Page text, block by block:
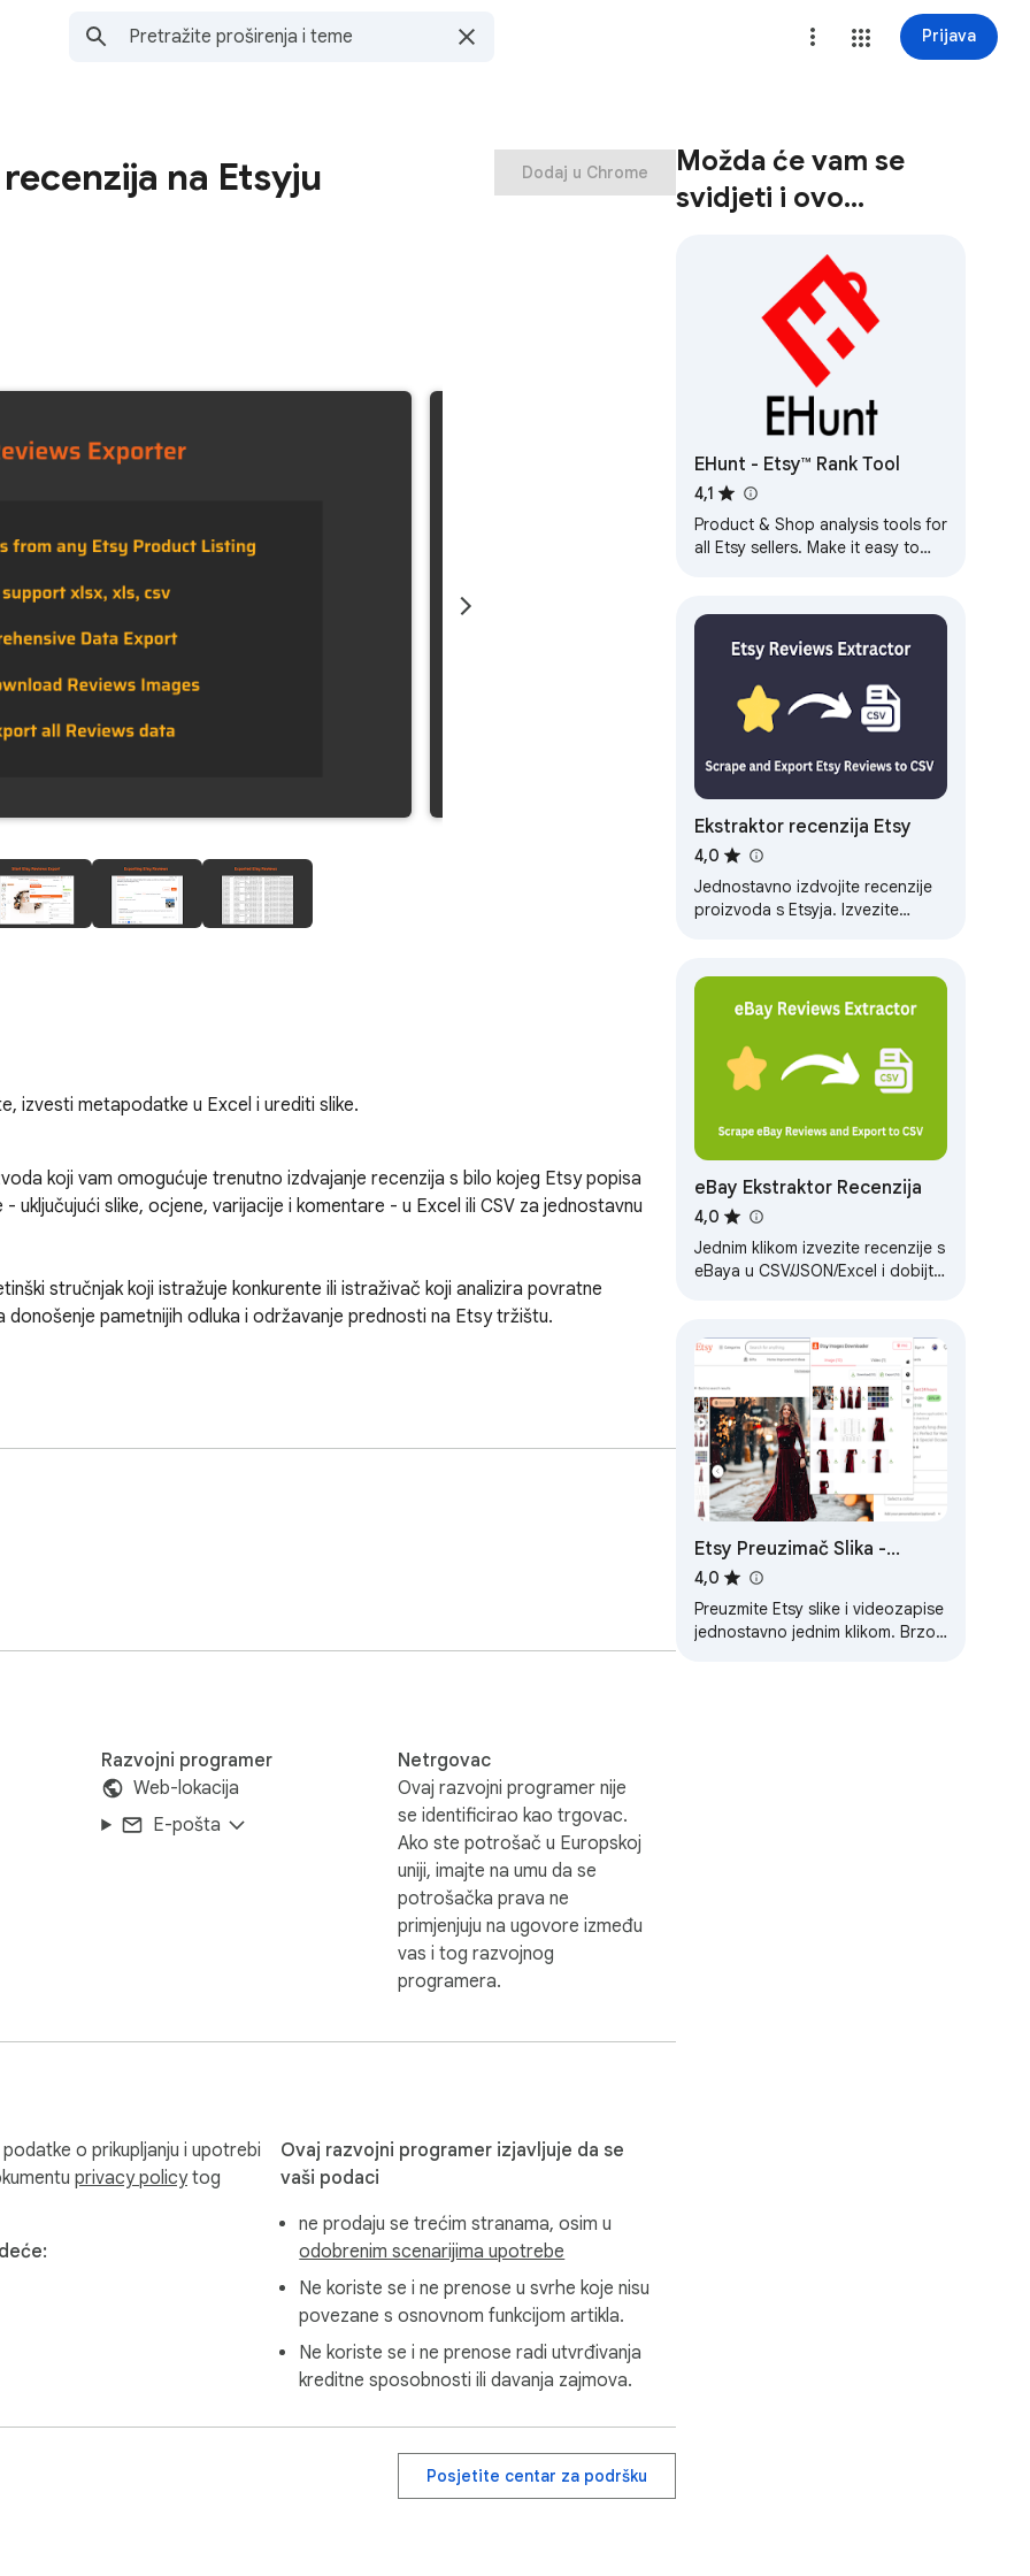
Prijava
na Etsyju Dodaj u Chrome
izvesti metapodatke u Excel i urediti slike.
koji vam omogućuje trenutno izdvajanje recenzija s bilo kojeg Etsy popisa
slike, ocjene, varijacije i komentare - u Excel ili CSV za jednostavnu
stručnjak koji istražuje konkurente ili istraživač koji analizira povratne
pametnijih odluka i održavanje prednosti na Etsy tržištu.
Zvjezdice, Kupljeni artikl, Varijacije, Datum recenzije, Broj korisnih i više.
raspoloženje kupaca.
uočite probleme s kvalitetom.
Razvojni programer
Web-lokacija
E-pošta
Netrgovac
Ovaj razvojni programer nije
se identificirao kao trgovac.
Ako ste potrošač u Europskoj
uniji, imajte na umu da se
potrošačka prava ne
primjenjuju na ugovore između
vas i tog razvojnog
programera.
o prikupljanju i upotrebi
privacy policytog
Ovaj razvojni programer izjavljuje da se
vaši podaci
ne prodaju se trećim stranama, osim u
odobrenim scenarijima upotrebe
Ne koriste se i ne prenose u svrhe koje nisu
povezane s osnovnom funkcijom artikla.
Ne koriste se i ne prenose radi utvrđivanja
kreditne sposobnosti ili davanja zajmova.
Posjetite centar za podršku
Možda će vam se
svidjeti i ovo…
EHunt - Etsy™ Rank Tool
4,1
Product & Shop analysis tools for
all Etsy sellers. Make it easy to
Ekstraktor recenzija Etsy
4,0
Jednostavno izdvojite recenzije
proizvoda s Etsyja. Izvezite
pokretane AI-om.
eBay Ekstraktor Recenzija
4,0
Jednim klikom izvezite recenzije s
eBaya u CSV/JSON/Excel i dobijte
Etsy Preuzimač Slika -
Preuzmite HD Slike i
Videozapise
4,0
Preuzmite Etsy slike i videozapise
jednostavno jednim klikom. Brzo